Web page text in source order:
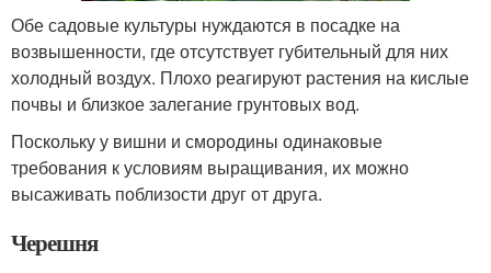
Обе садовые культуры нуждаются в посадке на
возвышенности, где отсутствует губительный для них
холодный воздух. Плохо реагируют растения на кислые
почвы и близкое залегание грунтовых вод.
Поскольку у вишни и смородины одинаковые
требования к условиям выращивания, их можно
высаживать поблизости друг от друга.
Черешня